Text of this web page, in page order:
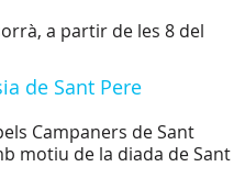
a partir de les 8 del
de Sant Pere
Campaners de Sant
motiu de la diada de Sant